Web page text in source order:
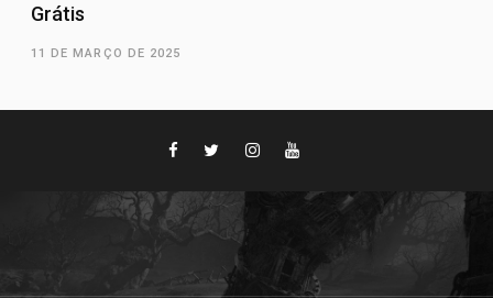
Grátis
11 DE MARÇO DE 2025